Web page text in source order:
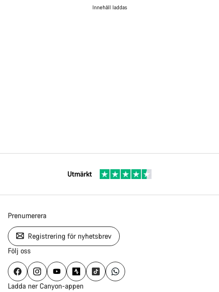
Innehåll laddas
Utmärkt
Prenumerera
Registrering för nyhetsbrev
Följ oss
Ladda ner Canyon-appen